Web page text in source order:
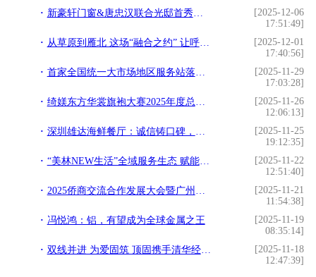
新豪轩门窗&唐忠汉联合光邸首秀广州设计周，开启光影空间的艺术之旅
[2025-12-06
17:51:49]
从草原到雁北 这场“融合之约” 让呼伦贝尔优品火遍华北
[2025-12-01
17:40:56]
首家全国统一大市场地区服务站落地开平
[2025-11-29
17:03:28]
绮媄东方华裳旗袍大赛2025年度总决赛在广州成功举办！
[2025-11-26
12:06:13]
深圳雄达海鲜餐厅：诚信铸口碑，食住一体享鲜惠
[2025-11-25
19:12:35]
“美林NEW生活”全域服务生态 赋能美好生活新体验
[2025-11-22
12:51:40]
2025侨商交流合作发展大会暨广州市台山商会成立十周年庆祝大会圆满举办
[2025-11-21
11:54:38]
冯悦鸿：铝，有望成为全球金属之王
[2025-11-19
08:35:14]
双线并进 为爱固筑 顶固携手清华经管学院支持教育健康
[2025-11-18
12:47:39]